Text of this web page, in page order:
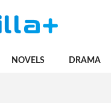
NOVELS DRAMA